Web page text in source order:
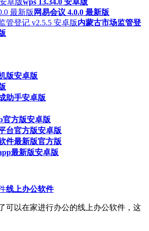
wps 13.34.0 安卓版
网易会议 4.0.0 最新版
内蒙古市场监管登
版安卓版
助手安卓版
官方版安卓版
台官方版安卓版
件最新版官方版
最新版安卓版
线上办公软件
可以在家进行办公的线上办公软件，这